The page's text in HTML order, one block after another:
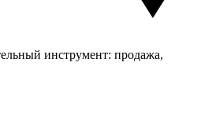
инструмент: продажа,